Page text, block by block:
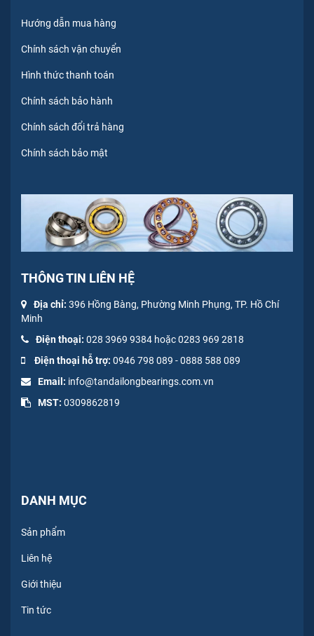
Hướng dẫn mua hàng
Chính sách vận chuyển
Hình thức thanh toán
Chính sách bảo hành
Chính sách đổi trả hàng
Chính sách bảo mật
THÔNG TIN LIÊN HỆ
Địa chỉ: 396 Hồng Bàng, Phường Minh Phụng, TP. Hồ Chí
Minh
Điện thoại: 028 3969 9384 hoặc 0283 969 2818
Điện thoại hỗ trợ: 0946 798 089 -0888 588 089
Email: info@tandailongbearings.com.vn
MST: 0309862819
DANH MỤC
Sản phẩm
Liên hệ
Giới thiệu
Tin tức